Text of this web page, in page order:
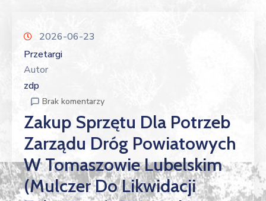
2026-06-23
Przetargi
Autor
zdp
Brak komentarzy
Zakup Sprzętu Dla Potrzeb
Zarządu Dróg Powiatowych
W Tomaszowie Lubelskim
(mulczer Do Likwidacji